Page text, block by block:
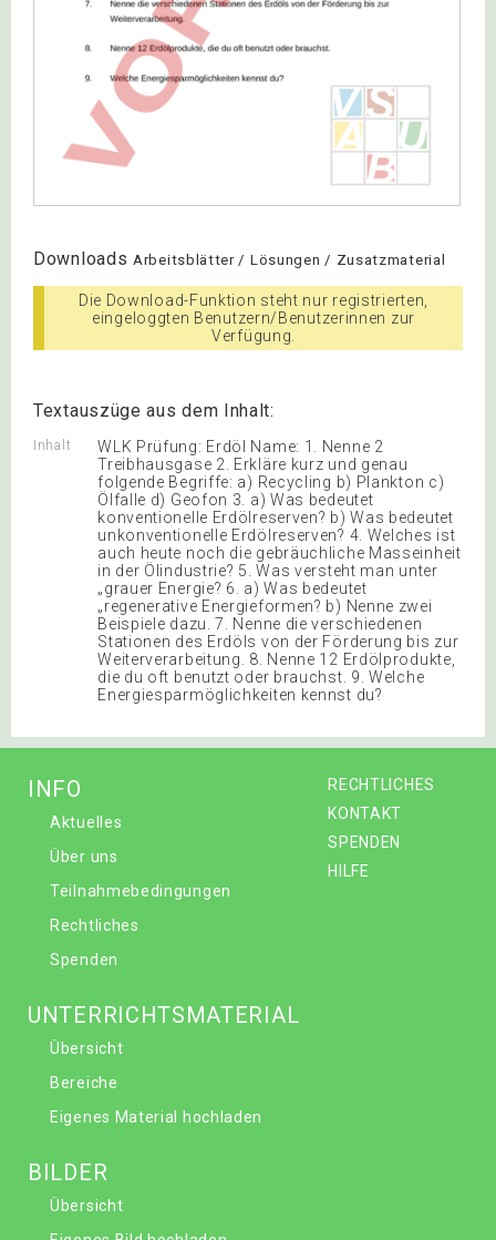
Downloads Arbeitsblätter / Lösungen / Zusatzmaterial
Die Download-Funktion steht nur registrierten,
eingeloggten Benutzern/Benutzerinnen zur
Verfügung.
Textauszüge aus dem Inhalt:
Inhalt
WLK Prüfung: Erdöl Name: 1. Nenne 2
Treibhausgase 2. Erkläre kurz und genau
folgende Begriffe: a) Recycling b) Plankton c)
Ölfalle d) Geofon 3. a) Was bedeutet
konventionelle Erdölreserven? b) Was bedeutet
unkonventionelle Erdölreserven? 4. Welches ist
auch heute noch die gebräuchliche Masseinheit
in der Ölindustrie? 5. Was versteht man unter
„grauer Energie? 6. a) Was bedeutet
„regenerative Energieformen? b) Nenne zwei
Beispiele dazu. 7. Nenne die verschiedenen
Stationen des Erdöls von der Förderung bis zur
Weiterverarbeitung. 8. Nenne 12 Erdölprodukte,
die du oft benutzt oder brauchst. 9. Welche
Energiesparmöglichkeiten kennst du?
RECHTLICHES
KONTAKT
SPENDEN
HILFE
INFO
Aktuelles
Über uns
Teilnahmebedingungen
Rechtliches
Spenden
UNTERRICHTSMATERIAL
Übersicht
Bereiche
Eigenes Material hochladen
BILDER
Übersicht